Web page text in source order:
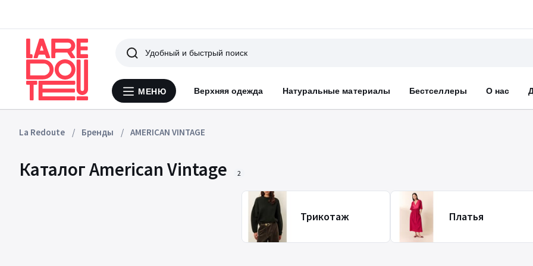
Меню
МЕНЮ Верхняя одежда Натуральные материалы Бестселлеры О нас
Поиск
La Redoute Бренды AMERICAN VINTAGE
Каталог American Vintage 2
Трикотаж Платья